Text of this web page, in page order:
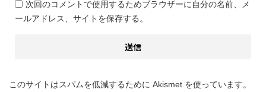
次回のコメントで使用するためブラウザーに自分の名前、メ
ールアドレス、サイトを保存する。
このサイトはスパムを低減するために Akismet を使っています。